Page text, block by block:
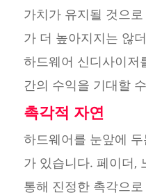
가치가 유지될 것으
가 더 높아지지는 않
하드웨어 신디사이저
간의 수익을 기대할
촉각적 자연
하드웨어를 눈앞에
가 있습니다. 페이더,
통해 진정한 촉각으